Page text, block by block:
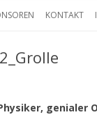
zum KONTAKT